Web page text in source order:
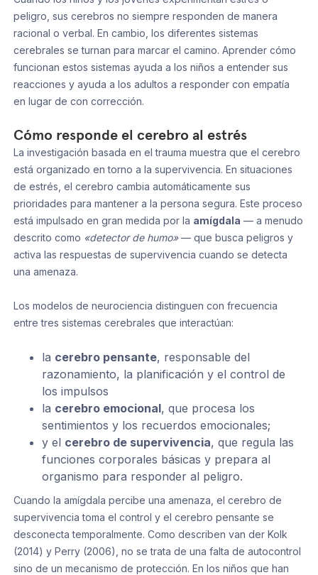
peligro, sus cerebros no siempre responden de manera
racional o verbal. En cambio, los diferentes sistemas
cerebrales se turnan para marcar el camino. Aprender cómo
funcionan estos sistemas ayuda a los niños a entender sus
reacciones y ayuda a los adultos a responder con empatía
en lugar de con corrección.
Cómo responde el cerebro al estrés
La investigación basada en el trauma muestra que el cerebro
está organizado en torno a la supervivencia. En situaciones
de estrés, el cerebro cambia automáticamente sus
prioridades para mantener a la persona segura. Este proceso
está impulsado en gran medida por la amígdala — a menudo
descrito como «detector de humo»— que busca peligros y
activa las respuestas de supervivencia cuando se detecta
una amenaza.
Los modelos de neurociencia distinguen con frecuencia
entre tres sistemas cerebrales que interactúan:
la cerebro pensante, responsable del
razonamiento, la planificación y el control de
los impulsos
la cerebro emocional, que procesa los
sentimientos y los recuerdos emocionales;
y el cerebro de supervivencia, que regula las
funciones corporales básicas y prepara al
organismo para responder al peligro.
Cuando la amígdala percibe una amenaza, el cerebro de
supervivencia toma el control y el cerebro pensante se
desconecta temporalmente. Como describen van der Kolk
(2014) y Perry (2006), no se trata de una falta de autocontrol
sino de un mecanismo de protección. En los niños que han